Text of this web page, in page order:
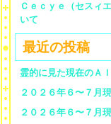
Ｃｅｃｙｅ（セスィ
いて
最近の投稿
霊的に見た現在のＡ
２０２６年６〜７月
２０２６年６〜７月